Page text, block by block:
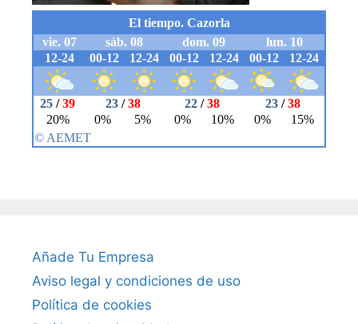
Añade Tu Empresa
Aviso legal y condiciones de uso
Política de cookies